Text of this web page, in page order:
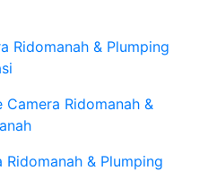
Ridomanah & Plumping
Ridomanah &
& Plumping